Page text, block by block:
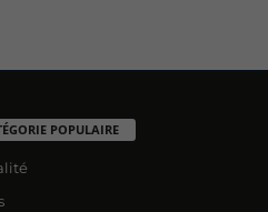
POPULAIRE